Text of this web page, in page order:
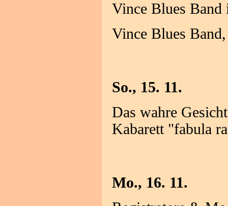
Vince Blues
Vince Blues
So., 15. 11.
Das wahre
Kabarett "fabula
Mo., 16. 11.